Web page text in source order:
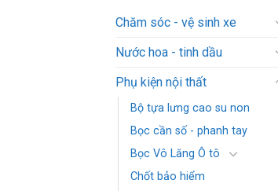
Chăm sóc - vệ sinh xe
Nước hoa - tinh dầu
Phụ kiện nội thất
Bộ tựa lưng cao su non
Bọc cần số - phanh tay
Bọc Vô Lăng Ô tô
Chốt bảo hiểm